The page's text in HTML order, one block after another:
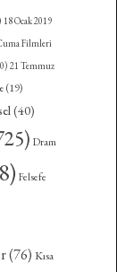
18 Ocak 2019
Filmleri
21 Temmuz
(19)
(40)
Dram
Felsefe
(76) Kısa